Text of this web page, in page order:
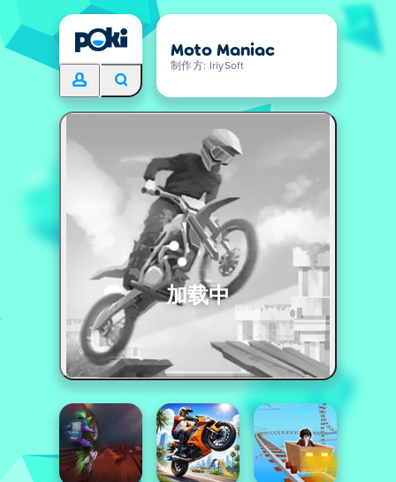
Moto Maniac
制作方: IriySoft
加载中